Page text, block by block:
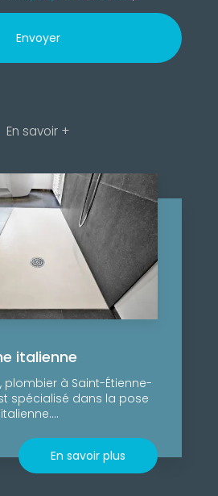
En savoir +
italienne
plombier à Saint-Étienne-
spécialisé dans la pose
En savoir plus